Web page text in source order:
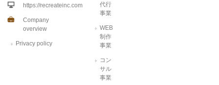
https://recreateinc.com
Company
overview
Privacy policy
代行
事業
WEB
制作
事業
コン
サル
事業